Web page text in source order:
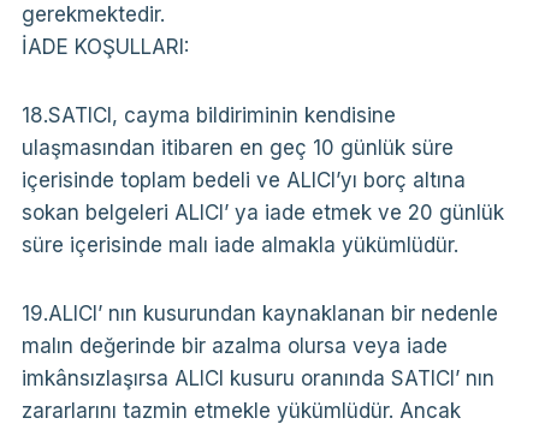
gerekmektedir.
İADE KOŞULLARI:
18.SATICI, cayma bildiriminin kendisine
ulaşmasından itibaren en geç 10 günlük süre
içerisinde toplam bedeli ve ALICI’yı borç altına
sokan belgeleri ALICI’ ya iade etmek ve 20 günlük
süre içerisinde malı iade almakla yükümlüdür.
19.ALICI’ nın kusurundan kaynaklanan bir nedenle
malın değerinde bir azalma olursa veya iade
imkânsızlaşırsa ALICI kusuru oranında SATICI’ nın
zararlarını tazmin etmekle yükümlüdür. Ancak